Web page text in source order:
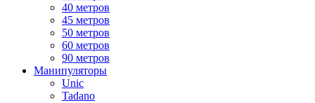
40 метров
45 метров
50 метров
60 метров
90 метров
Манипуляторы
Unic
Tadano